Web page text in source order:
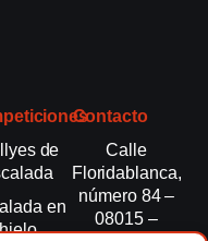
de
en
hielo
Contacto
Calle
Floridablanca,
número 84 –
08015 –